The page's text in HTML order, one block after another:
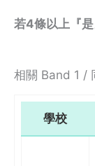
若4條以上『是
相關 Band 1 /
學校